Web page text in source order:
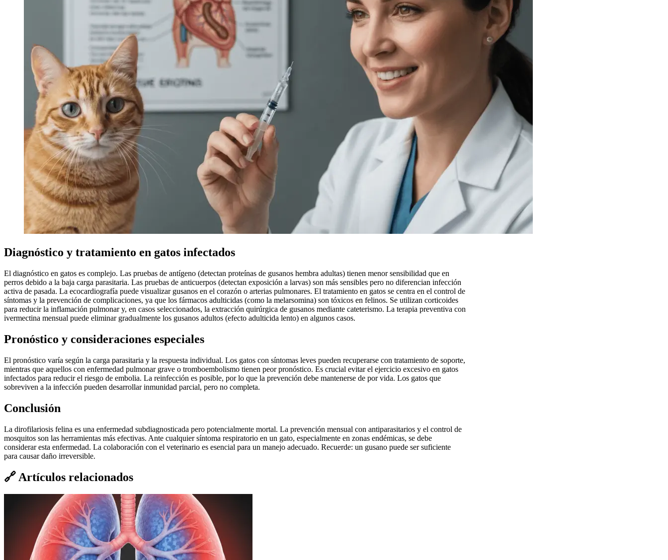
Diagnóstico y tratamiento en gatos infectados
El diagnóstico en gatos es complejo. Las pruebas de antígeno (detectan proteínas de gusanos hembra adultas) tienen menor sensibilidad que en
perros debido a la baja carga parasitaria. Las pruebas de anticuerpos (detectan exposición a larvas) son más sensibles pero no diferencian infección
activa de pasada. La ecocardiografía puede visualizar gusanos en el corazón o arterias pulmonares. El tratamiento en gatos se centra en el control de
síntomas y la prevención de complicaciones, ya que los fármacos adulticidas (como la melarsomina) son tóxicos en felinos. Se utilizan corticoides
para reducir la inflamación pulmonar y, en casos seleccionados, la extracción quirúrgica de gusanos mediante cateterismo. La terapia preventiva con
ivermectina mensual puede eliminar gradualmente los gusanos adultos (efecto adulticida lento) en algunos casos.
Pronóstico y consideraciones especiales
El pronóstico varía según la carga parasitaria y la respuesta individual. Los gatos con síntomas leves pueden recuperarse con tratamiento de soporte,
mientras que aquellos con enfermedad pulmonar grave o tromboembolismo tienen peor pronóstico. Es crucial evitar el ejercicio excesivo en gatos
infectados para reducir el riesgo de embolia. La reinfección es posible, por lo que la prevención debe mantenerse de por vida. Los gatos que
sobreviven a la infección pueden desarrollar inmunidad parcial, pero no completa.
Conclusión
La dirofilariosis felina es una enfermedad subdiagnosticada pero potencialmente mortal. La prevención mensual con antiparasitarios y el control de
mosquitos son las herramientas más efectivas. Ante cualquier síntoma respiratorio en un gato, especialmente en zonas endémicas, se debe
considerar esta enfermedad. La colaboración con el veterinario es esencial para un manejo adecuado. Recuerde: un gusano puede ser suficiente
para causar daño irreversible.
🔗 Artículos relacionados